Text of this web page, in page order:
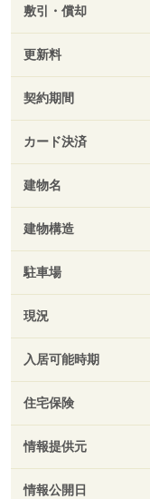
敷引・償却
更新料
契約期間
カード決済
建物名
建物構造
駐車場
現況
入居可能時期
住宅保険
情報提供元
情報公開日